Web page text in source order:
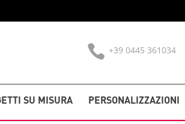
+39 0445 361034
SU MISURA PERSONALIZZAZIONI